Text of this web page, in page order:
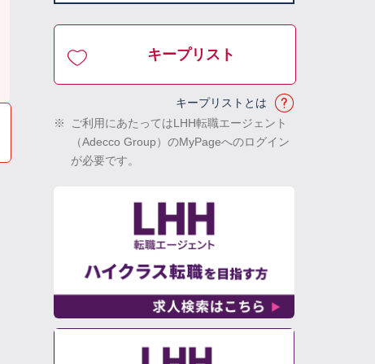
キープリスト
キープリストとは
※
ご利用にあたってはLHH転職エージェント
（Adecco Group）のMyPageへのログイン
が必要です。